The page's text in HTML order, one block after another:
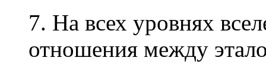
7. На всех уровнях
отношения между